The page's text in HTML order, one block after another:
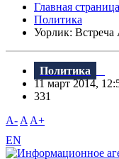
Главная страница
Политика
Уорлик:
Политика
11 март 2014,
331
A- A A+
EN